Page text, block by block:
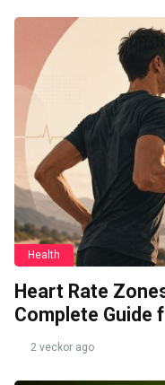
Health
Heart Rate
Complete Guide
2 veckor ago